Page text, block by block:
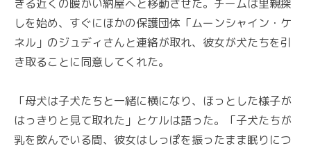
きる近くの暖かい納屋へと移動させた。チームは里親探
しを始め、すぐにほかの保護団体「ムーンシャイン・ケ
ネル」のジュディさんと連絡が取れ、彼女が犬たちを引
き取ることに同意してくれた。
「母犬は子犬たちと一緒に横になり、ほっとした様子が
はっきりと見て取れた」とケルは語った。「子犬たちが
乳を飲んでいる間、彼女はしっぽを振ったまま眠りにつ